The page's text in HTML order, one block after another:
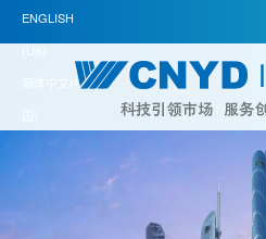
ENGLISH
(UK)
简体中文(中
国)